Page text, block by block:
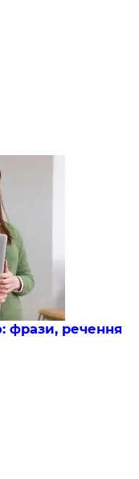
фрази, речення